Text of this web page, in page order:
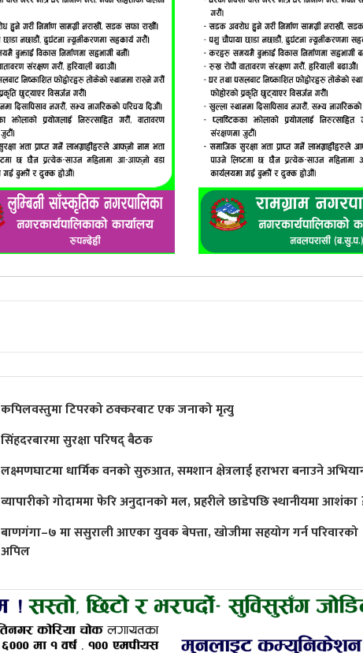
कपिलवस्तुमा टिपरको ठक्करबाट एक जनाको मृत्यु
सिंहदरबारमा सुरक्षा परिषद् बैठक
लक्ष्मणघाटमा धार्मिक वनको सुरुआत, समशान क्षेत्रलाई हराभरा बनाउने
व्यापारीको गोदाममा फेरि अनुदानको मल, प्रहरीले छाडेपछि स्थानीयमा आशंका
बाणगंगा–७ मा ससुराली आएका युवक बेपत्ता, खोजीमा सहयोग गर्न परिवारको
अपिल